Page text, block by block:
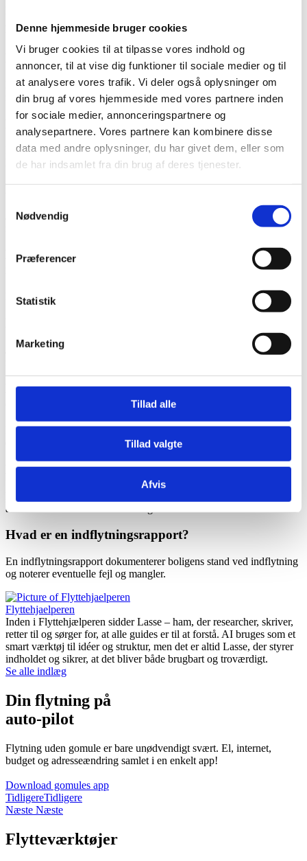
Denne hjemmeside bruger cookies
Vi bruger cookies til at tilpasse vores indhold og
annoncer, til at vise dig funktioner til sociale medier og til
at analysere vores trafik. Vi deler også oplysninger om
din brug af vores hjemmeside med vores partnere inden
for sociale medier, annonceringspartnere og
analysepartnere. Vores partnere kan kombinere disse
data med andre oplysninger, du har givet dem, eller som
de har indsamlet fra din brug af deres tjenester.
Nødvendig
Præferencer
Statistik
Marketing
Tillad alle
Tillad valgte
Afvis
indflytningssyn? (FAQ)
Hvornår skal jeg melde flytning til Folkeregistret?
Du skal melde flytning til Folkeregistret senest 5 dage efter, du er
flyttet ind.
Hvad er et indflytningssyn?
Et indflytningssyn er en gennemgang af boligen ved indflytning,
hvor eventuelle fejl og mangler noteres.
Er det vigtigt at deltage i indflytningssynet?
Ja. Det anbefales at deltage i indflytningssynet for at sikre, at alle
Hvad sker der, hvis jeg ikke melder flytning
Hvis du ikke melder flytning rettidigt, kan du risikere at få en bøde.
Ja. I de fleste kommuner kan du tidligst melde din flytning 28 dage
Hvad skal jeg gøre, hvis jeg opdager fejl og mangler
efter indflytningssynet?
Du bør rapportere fejl og mangler skriftligt inden for de første 14
Hvordan melder jeg flytning digitalt?
anmeldelsen til kommunen for dig.
Hvad er en indflytningsrapport?
En indflytningsrapport dokumenterer boligens stand ved indflytning
og noterer eventuelle fejl og mangler.
Flyttehjaelperen
Inden i Flyttehjælperen sidder Lasse – ham, der researcher, skriver,
retter til og sørger for, at alle guides er til at forstå. AI bruges som et
smart værktøj til idéer og struktur, men det er altid Lasse, der styrer
indholdet og sikrer, at det bliver både brugbart og troværdigt.
Se alle indlæg
Din flytning på
auto-pilot
Flytning uden gomule er bare unødvendigt svært. El, internet,
budget og adresseændring samlet i en enkelt app!
Download gomules app
TidligereTidligere
Næste Næste
Flytteværktøjer